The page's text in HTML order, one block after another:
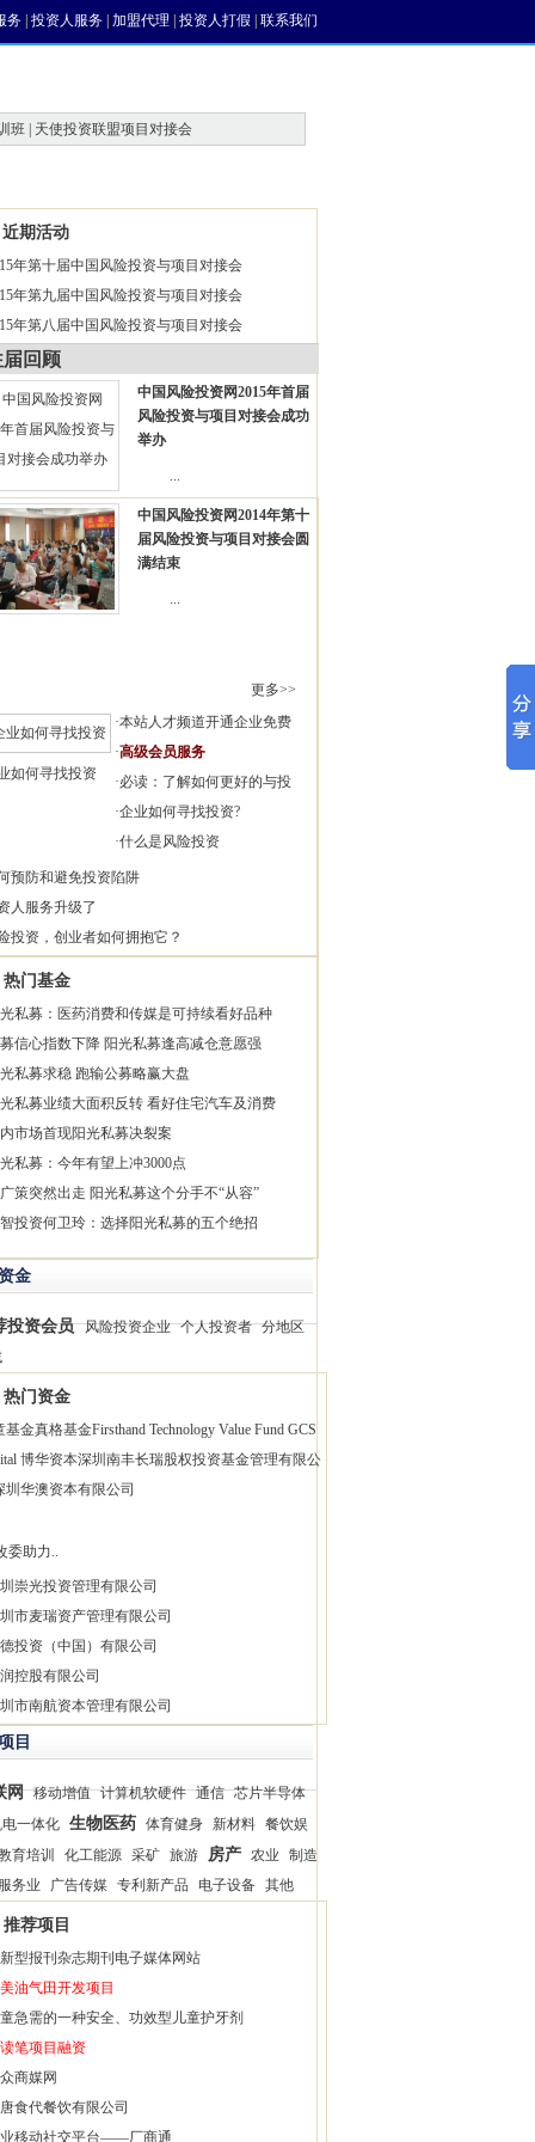
务 投资人服务 加盟代理 投资人打假 联系我们
班 | 天使投资联盟项目对接会
近期活动
年第十届中国风险投资与项目对接会
年第九届中国风险投资与项目对接会
年第八届中国风险投资与项目对接会
届回顾
中国风险投资网2015年首届
风险投资与项目对接会成功
举办
...
中国风险投资网2014年第十
届风险投资与项目对接会圆
满结束
...
更多>>
如何寻找投资
·本站人才频道开通企业免费
·高级会员服务
·必读：了解如何更好的与投
·企业如何寻找投资?
·什么是风险投资
预防和避免投资陷阱
人服务升级了
投资，创业者如何拥抱它？
热门基金
私募：医药消费和传媒是可持续看好品种
信心指数下降 阳光私募逢高减仓意愿强
私募求稳 跑输公募略赢大盘
私募业绩大面积反转 看好住宅汽车及消费
市场首现阳光私募决裂案
私募：今年有望上冲3000点
策突然出走 阳光私募这个分手不“从容”
投资何卫玲：选择阳光私募的五个绝招
金
投资会员 风险投资企业 个人投资者 分地区
热门资金
基金真格基金Firsthand Technology Value Fund GCS
博华资本深圳南丰长瑞股权投资基金管理有限公
圳华澳资本有限公司
委助力..
崇光投资管理有限公司
市麦瑞资产管理有限公司
投资（中国）有限公司
控股有限公司
市南航资本管理有限公司
目
网 移动增值 计算机软硬件 通信 芯片半导体
一体化 生物医药 体育健身 新材料 餐饮娱
育培训
化工能源 采矿 旅游 房产 农业
制造
务业
广告传媒 专利新产品 电子设备 其他
推荐项目
型报刊杂志期刊电子媒体网站
油气田开发项目
急需的一种安全、功效型儿童护牙剂
笔项目融资
商媒网
食代餐饮有限公司
移动社交平台——厂商通